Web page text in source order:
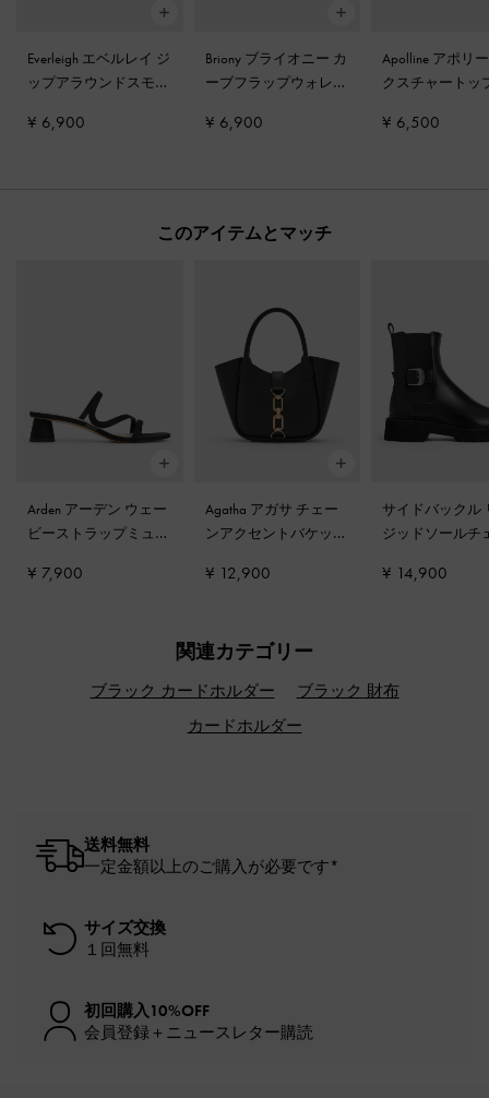
Everleigh エベルレイ ジ
ップアラウンドスモー
ク
¥ 6,900
Briony ブライオニー カ
ーブフラップウォレッ
¥ 6,900
Apolline アポリ
クスチャートッ
ク
¥ 6,500
このアイテムとマッチ
Arden アーデン ウェー
ビーストラップミュー
¥ 7,900
Agatha アガサ チェー
ンアクセントバケット
¥ 12,900
サイドバックル
ジッドソールチ
¥ 14,900
関連カテゴリー
ブラック カードホルダー
ブラック 財布
カードホルダー
送料無料
一定金額以上のご購入が必要です*
サイズ交換
１回無料
初回購入10%OFF
会員登録＋ニュースレター購読